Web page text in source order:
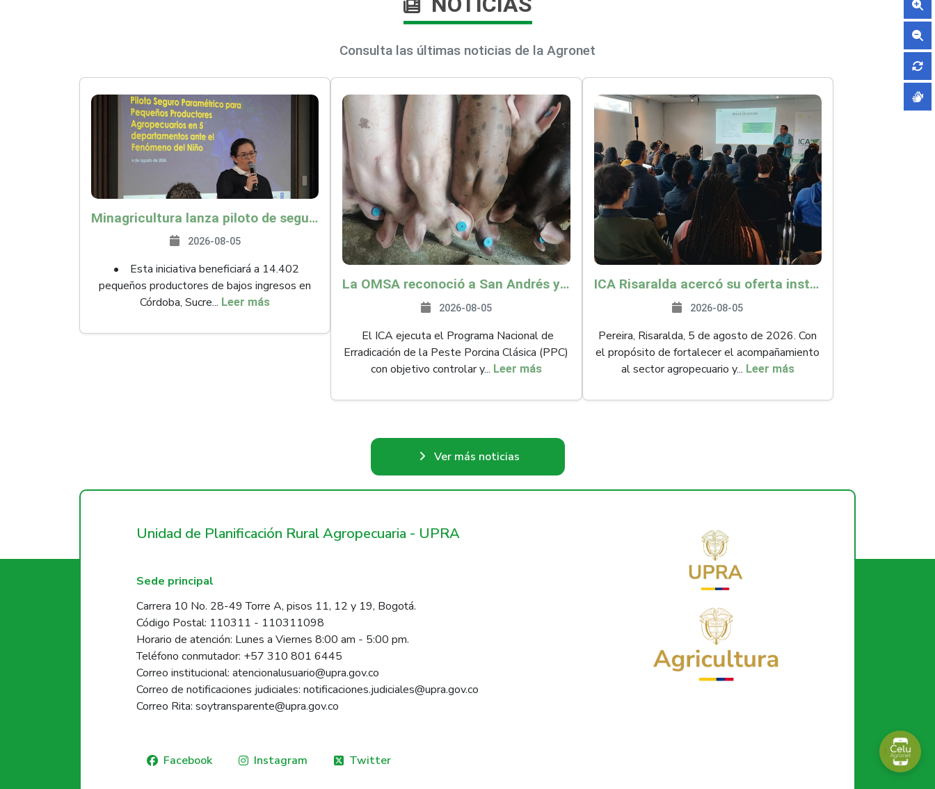
Consulta las últimas noticias de la Agronet
Minagricultura lanza piloto de seguro agropecuario por $9.625 millones para proteger a más de 14.000 pequeños productores contra riesgos del Fenómeno de El Niño
2026-08-05
• Esta iniciativa beneficiará a 14.402
pequeños productores de bajos ingresos en
Córdoba, Sucre... Leer más
La OMSA reconoció a San Andrés y Providencia como zona libre de Peste Porcina Clásica (PPC)
2026-08-05
El ICA ejecuta el Programa Nacional de
Erradicación de la Peste Porcina Clásica (PPC)
con objetivo controlar y... Leer más
ICA Risaralda acercó su oferta institucional a productores y emprendedores en Expocamello
2026-08-05
Pereira, Risaralda, 5 de agosto de 2026. Con
el propósito de fortalecer el acompañamiento
al sector agropecuario y... Leer más
Ver más noticias
Unidad de Planificación Rural Agropecuaria - UPRA
Sede principal
Carrera 10 No. 28-49 Torre A, pisos 11, 12 y 19, Bogotá.
Código Postal: 110311 - 110311098
Horario de atención: Lunes a Viernes 8:00 am - 5:00 pm.
Teléfono conmutador: +57 310 801 6445
Correo institucional: atencionalusuario@upra.gov.co
Correo de notificaciones judiciales: notificaciones.judiciales@upra.gov.co
Correo Rita: soytransparente@upra.gov.co
Facebook Instagram Twitter